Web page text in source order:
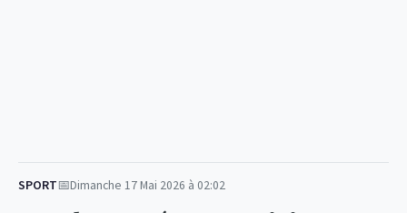
SPORT Dimanche 17 Mai 2026 à 02:02